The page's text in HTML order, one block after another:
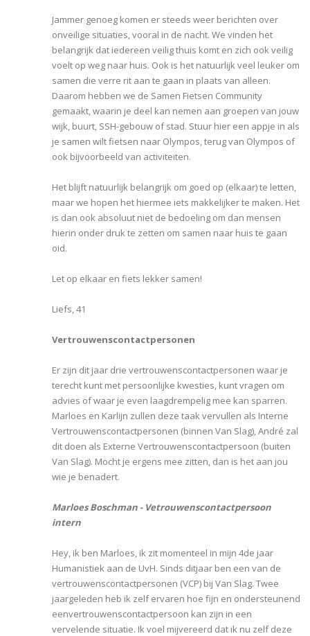
Jammer genoeg komen er steeds weer berichten over
onveilige situaties, vooral in de nacht. We vinden het
belangrijk dat iedereen veilig thuis komt en zich ook veilig
voelt op weg naar huis. Ook is het natuurlijk veel leuker om
samen die verre rit aan te gaan in plaats van alleen.
Daarom hebben we de Samen Fietsen Community
gemaakt, waarin je deel kan nemen aan groepen van jouw
wijk, buurt, SSH-gebouw of stad. Stuur hier een appje in als
je samen wilt fietsen naar Olympos, terug van Olympos of
ook bijvoorbeeld van activiteiten.
Het blijft natuurlijk belangrijk om goed op (elkaar) te letten,
maar we hopen het hiermee iets makkelijker te maken. Het
is dan ook absoluut niet de bedoeling om dan mensen
hierin onder druk te zetten om samen naar huis te gaan
oid.
Let op elkaar en fiets lekker samen!
Liefs, 41
Vertrouwenscontactpersonen
Er zijn dit jaar drie vertrouwenscontactpersonen waar je
terecht kunt met persoonlijke kwesties, kunt vragen om
advies of waar je even laagdrempelig mee kan sparren.
Marloes en Karlijn zullen deze taak vervullen als Interne
Vertrouwenscontactpersonen (binnen Van Slag), André zal
dit doen als Externe Vertrouwenscontactpersoon (buiten
Van Slag). Mocht je ergens mee zitten, dan is het aan jou
wie je benadert.
Marloes Boschman - Vetrouwenscontactpersoon
intern
Hey, ik ben Marloes, ik zit momenteel in mijn 4de jaar
Humanistiek aan de UvH. Sinds ditjaar ben een van de
vertrouwenscontactpersonen (VCP) bij Van Slag. Twee
jaargeleden heb ik zelf ervaren hoe fijn en ondersteunend
eenvertrouwenscontactpersoon kan zijn in een
vervelende situatie. Ik voel mijvereerd dat ik nu zelf deze